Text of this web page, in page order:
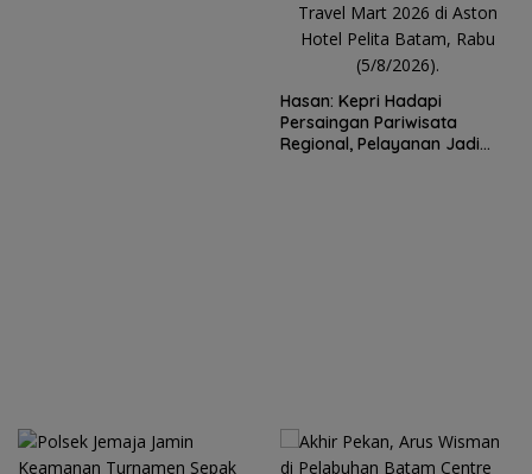
Hasan: Kepri Hadapi
Persaingan Pariwisata
Regional, Pelayanan Jadi